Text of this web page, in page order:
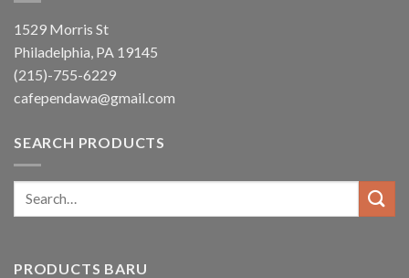
1529 Morris St
Philadelphia, PA 19145
(215)-755-6229
cafependawa@gmail.com
SEARCH PRODUCTS
Search
PRODUCTS BARU